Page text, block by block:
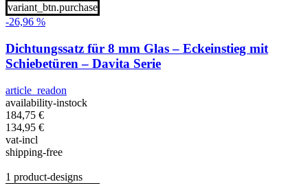
variant_btn.purchase
-26,96 %
Dichtungssatz für 8 mm Glas – Eckeinstieg mit
Schiebetüren – Davita Serie
article_readon
availability-instock
184,75 €
134,95 €
vat-incl
shipping-free
1 product-designs